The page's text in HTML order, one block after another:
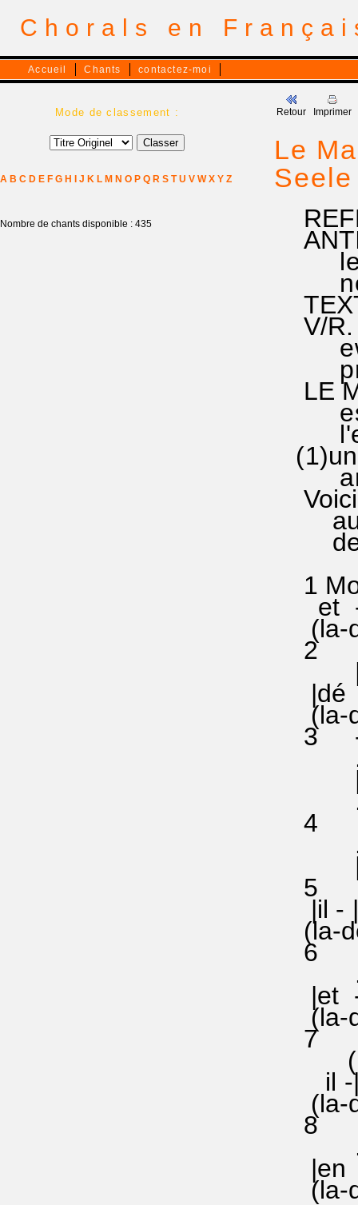
Chorals en
Accueil Chants contactez-moi
Mode de classement :
A B C D E F G H J K L M N O P Q R S T U V W X Y Z
Nombre de chants disponible : 435
Retour Imprimer
Le
le
nous
V/R.
LE
est
(1)un
Voici
au
de
1
et -
(la-
2
|dé -
(la-
3 -
4
5
|il -
(la-
6
|et -
(la-
7
il -
(la-
8
|en -
(la-